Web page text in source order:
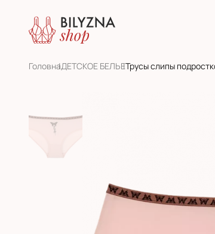
ГоловнаДЕТСКОЕ БЕЛЬЕТрусы слипы